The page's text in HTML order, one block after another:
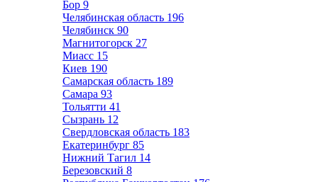
Бор 9
Челябинская область 196
Челябинск 90
Магнитогорск 27
Миасс 15
Киев 190
Самарская область 189
Самара 93
Тольятти 41
Сызрань 12
Свердловская область 183
Екатеринбург 85
Нижний Тагил 14
Березовский 8